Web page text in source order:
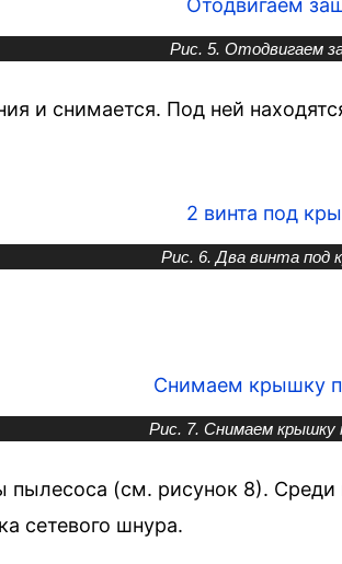
Рис. 5. Отодвигаем
и снимается. Под ней
Рис. 6. Два винта под
Рис. 7. Снимаем крышку
(см. рисунок 8). Среди
сетевого шнура.